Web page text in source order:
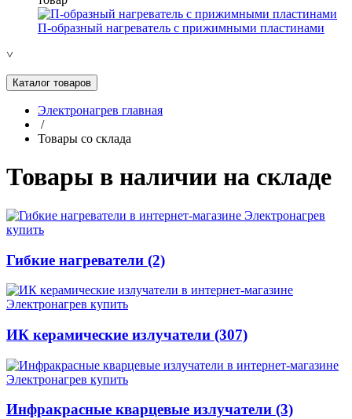
П-образный нагреватель с прижимными пластинами
˅
Каталог товаров
Электронагрев главная
/
Товары со склада
Товары в наличии на складе
Гибкие нагреватели (2)
ИК керамические излучатели (307)
Инфракрасные кварцевые излучатели (3)